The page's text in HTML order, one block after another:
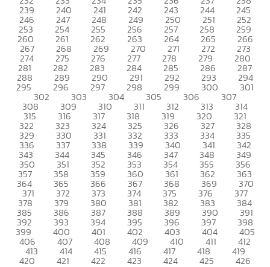
239 240 241 242 243 244 245
246 247 248 249 250 251 252
253 254 255 256 257 258 259
260 261 262 263 264 265 266
267 268 269 270 271 272 273
274 275 276 277 278 279 280
281 282 283 284 285 286 287
288 289 290 291 292 293 294
295 296 297 298 299 300 301
302 303 304 305 306 307
308 309 310 311 312 313 314
315 316 317 318 319 320 321
322 323 324 325 326 327 328
329 330 331 332 333 334 335
336 337 338 339 340 341 342
343 344 345 346 347 348 349
350 351 352 353 354 355 356
357 358 359 360 361 362 363
364 365 366 367 368 369 370
371 372 373 374 375 376 377
378 379 380 381 382 383 384
385 386 387 388 389 390 391
392 393 394 395 396 397 398
399 400 401 402 403 404 405
406 407 408 409 410 411 412
413 414 415 416 417 418 419
420 421 422 423 424 425 426